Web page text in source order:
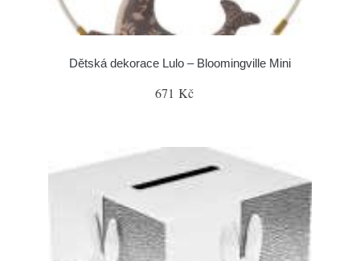
Dětská dekorace Lulo – Bloomingville Mini
671 Kč